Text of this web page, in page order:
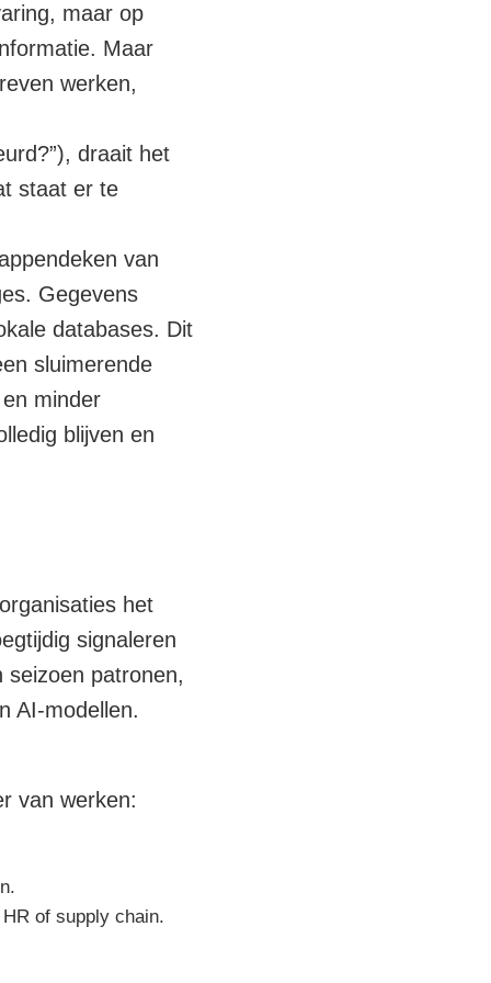
maar op
Maar
werken,
draait het
staat er te
van
Gegevens
databases. Dit
sluimerende
minder
blijven en
het
signaleren
seizoen patronen,
AI-modellen.
van werken:
of supply chain.